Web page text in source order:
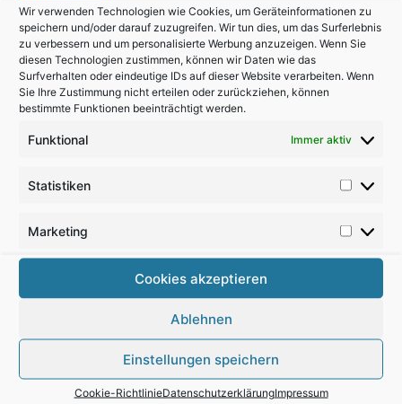
Wir verwenden Technologien wie Cookies, um Geräteinformationen zu
speichern und/oder darauf zuzugreifen. Wir tun dies, um das Surferlebnis
zu verbessern und um personalisierte Werbung anzuzeigen. Wenn Sie
diesen Technologien zustimmen, können wir Daten wie das
Surfverhalten oder eindeutige IDs auf dieser Website verarbeiten. Wenn
Sie Ihre Zustimmung nicht erteilen oder zurückziehen, können
bestimmte Funktionen beeinträchtigt werden.
Funktional Immer aktiv
Statistiken
Marketing
Cookies akzeptieren
Ablehnen
Einstellungen speichern
Cookie-RichtlinieDatenschutzerklärungImpressum